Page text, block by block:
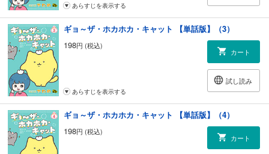
あらすじを表示する
ギョ～ザ・ホカホカ・キャット 【単話版】（3）
198円 (税込)
カート
試し読み
あらすじを表示する
ギョ～ザ・ホカホカ・キャット 【単話版】（4）
198円 (税込)
カート